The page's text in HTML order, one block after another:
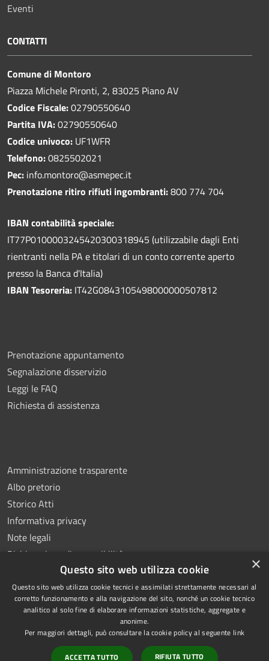
Eventi
CONTATTI
Comune di Montoro
Piazza Michele Pironti, 2, 83025 Piano AV
Codice Fiscale:02790550640
Partita IVA:02790550640
Codice univoco: UF1WFR
Telefono:0825502021
Pec: info.montoro@asmepec.it
Prenotazione ritiro rifiuti ingombranti:800 774 704
IBAN contabilità speciale:
IT77P0100003245420300318945 (utilizzabile dagli Enti
rientranti nella PA e titolari di un conto corrente aperto
presso la Banca d'Italia)
IBAN Tesoreria: IT42G0843105498000000507812
Prenotazione appuntamento
Segnalazione disservizio
Leggi le FAQ
Richiesta di assistenza
Amministrazione trasparente
Albo pretorio
Storico Atti
Informativa privacy
Note legali
Dichiarazione di accessibilità
RSS
Accessibilità
Copyright © 2026 • Comune di
Montoro • Powered by
Municipium•Accesso
×
Questo sito web utilizza cookie
Questo sito web utilizza cookie tecnici e assimilati strettamente necessari al
corretto funzionamento e alla navigazione del sito, nonché un cookie tecnico
analitico al solo fine di elaborare informazioni statistiche, aggregate e
anonime.
Per maggiori dettagli, può consultare la cookie policy al seguente link
ACCETTA TUTTO RIFIUTA TUTTO